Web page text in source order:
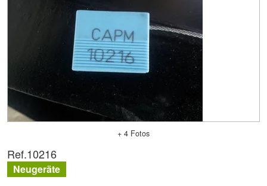
+ 4 Fotos
Ref.10216
Neugeräte